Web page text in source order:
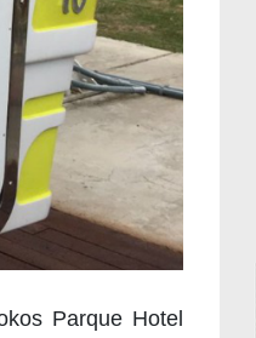
Parque Hotel